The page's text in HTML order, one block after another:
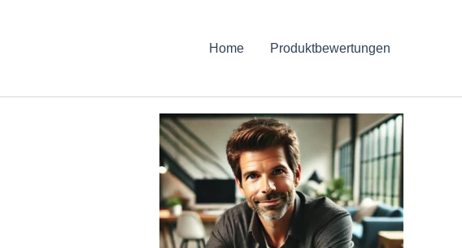
Home Produktbewertungen